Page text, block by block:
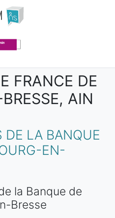
FRANCE DE
AIN
DE LA BANQUE
EN-
la Banque de
Bresse